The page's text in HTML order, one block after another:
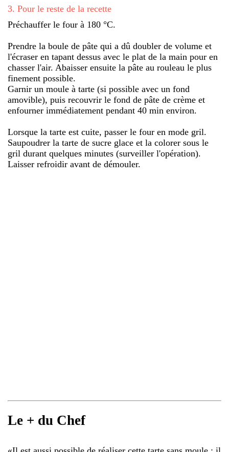
3. Pour le reste de la recette
Préchauffer le four à 180 °C.
Prendre la boule de pâte qui a dû doubler de volume et
l'écraser en tapant dessus avec le plat de la main pour en
chasser l'air. Abaisser ensuite la pâte au rouleau le plus
finement possible.
Garnir un moule à tarte (si possible avec un fond
amovible), puis recouvrir le fond de pâte de crème et
enfourner immédiatement pendant 40 min environ.
Lorsque la tarte est cuite, passer le four en mode gril.
Saupoudrer la tarte de sucre glace et la colorer sous le
gril durant quelques minutes (surveiller l'opération).
Laisser refroidir avant de démouler.
Le + du Chef